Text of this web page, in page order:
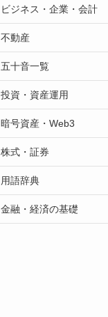
ビジネス・企業・会計
不動産
五十音一覧
投資・資産運用
暗号資産・Web3
株式・証券
用語辞典
金融・経済の基礎